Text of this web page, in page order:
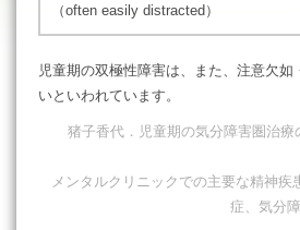
（often easily distracted）
児童期の双極性障害は、また、注意欠如
いといわれています。
猪子香代．児童期の気分障害圏治
メンタルクリニックでの主要な精神
症、気分